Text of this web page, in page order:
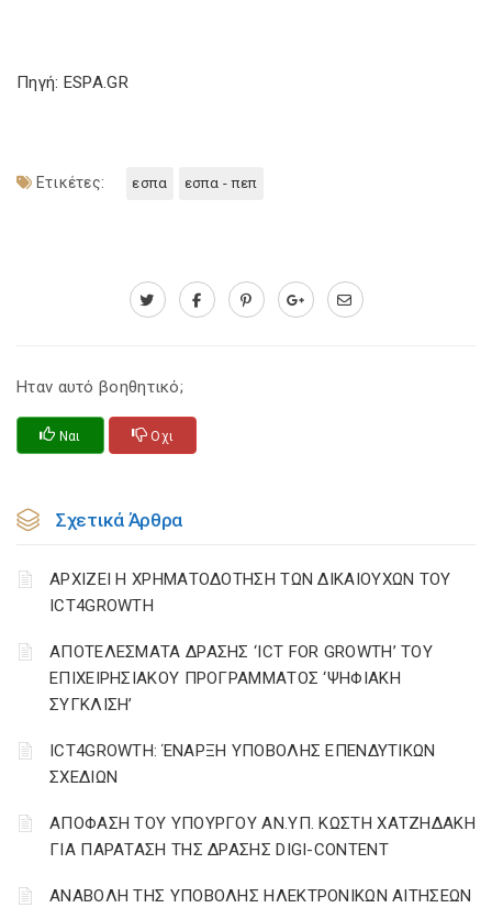
Πηγή: ESPA.GR
Ετικέτες: εσπα εσπα - πεπ
Ηταν αυτό βοηθητικό;
Ναι Οχι
Σχετικά Άρθρα
ΑΡΧΙΖΕΙ Η ΧΡΗΜΑΤΟΔΟΤΗΣΗ ΤΩΝ ΔΙΚΑΙΟΥΧΩΝ ΤΟΥ
ICT4GROWTH
ΑΠΟΤΕΛΕΣΜΑΤΑ ΔΡΑΣΗΣ ‘ICT FOR GROWTH’ ΤΟΥ
ΕΠΙΧΕΙΡΗΣΙΑΚΟΥ ΠΡΟΓΡΑΜΜΑΤΟΣ ‘ΨΗΦΙΑΚΗ
ΣΥΓΚΛΙΣΗ’
ICT4GROWTH: ΈΝΑΡΞΗ ΥΠΟΒΟΛΗΣ ΕΠΕΝΔΥΤΙΚΩΝ
ΣΧΕΔΙΩΝ
ΑΠΟΦΑΣΗ ΤΟΥ ΥΠΟΥΡΓΟΥ ΑΝ.ΥΠ. ΚΩΣΤΗ ΧΑΤΖΗΔΑΚΗ
ΓΙΑ ΠΑΡΑΤΑΣΗ ΤΗΣ ΔΡΑΣΗΣ DIGI-CONTENT
ΑΝΑΒΟΛΗ ΤΗΣ ΥΠΟΒΟΛΗΣ ΗΛΕΚΤΡΟΝΙΚΩΝ ΑΙΤΗΣΕΩΝ